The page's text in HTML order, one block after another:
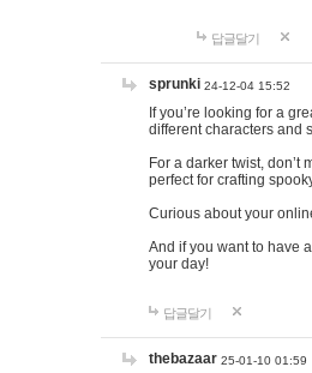
답글달기
sprunki 24-12-04 15:52
If you’re looking for a
different characters and
For a darker twist, don’t
perfect for crafting
Curious about your
And if you want to have
your day!
답글달기
thebazaar 25-01-10 01:59